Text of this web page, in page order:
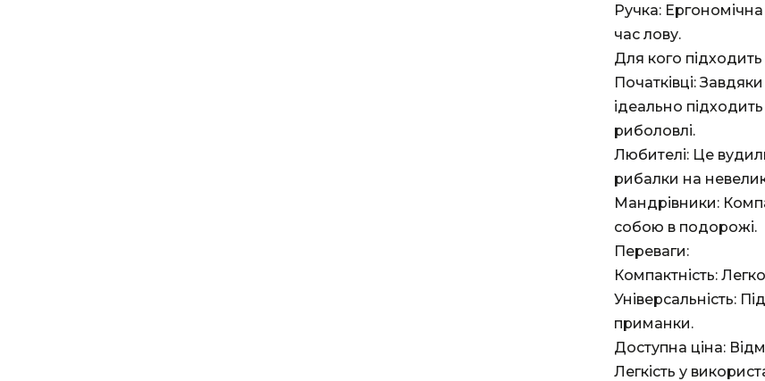
Ручка:
час лову.
Для кого
Початківці:
ідеально
риболовлі.
Любителі: Це
рибалки на
Мандрівники:
собою в подорожі.
Переваги:
Компактність:
Універсальність:
приманки.
Доступна ціна:
Легкість у